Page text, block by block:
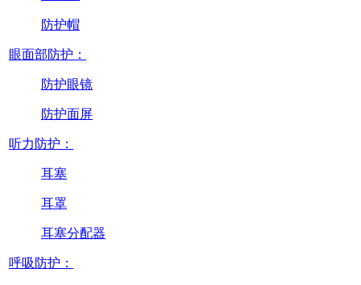
防护帽
眼面部防护：
防护眼镜
防护面屏
听力防护：
耳塞
耳罩
耳塞分配器
呼吸防护：